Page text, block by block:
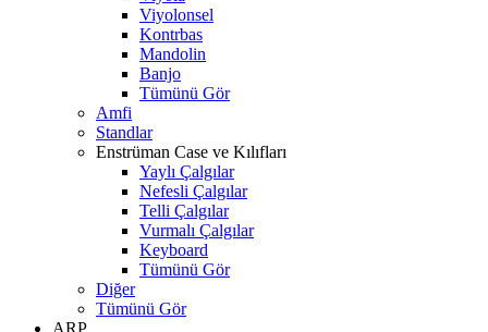
Viyolonsel
Kontrbas
Mandolin
Banjo
Tümünü Gör
Amfi
Standlar
Enstrüman Case ve Kılıfları
Yaylı Çalgılar
Nefesli Çalgılar
Telli Çalgılar
Vurmalı Çalgılar
Keyboard
Tümünü Gör
Diğer
Tümünü Gör
ARP